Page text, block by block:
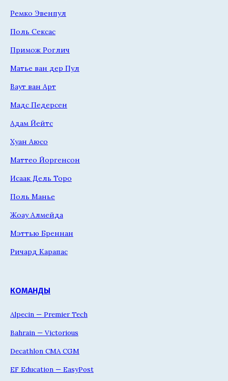
Ремко Эвенпул
Поль Сексас
Примож Роглич
Матье ван дер Пул
Ваут ван Арт
Мадс Педерсен
Адам Йейтс
Хуан Аюсо
Маттео Йоргенсон
Исаак Дель Торо
Поль Манье
Жоау Алмейда
Мэттью Бреннан
Ричард Карапас
КОМАНДЫ
Alpecin — Premier Tech
Bahrain — Victorious
Decathlon CMA CGM
EF Education — EasyPost